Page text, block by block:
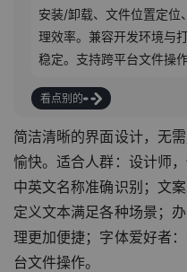
安装/卸载、文件位置定位
理效率。兼容开发环境与
稳定。支持跨平台文件操
看点别的
简洁清晰的界面设计，无
愉快。适合人群：设计师
中英文名称准确识别；文
定义文本满足各种场景；
理更加便捷；字体爱好者
台文件操作。